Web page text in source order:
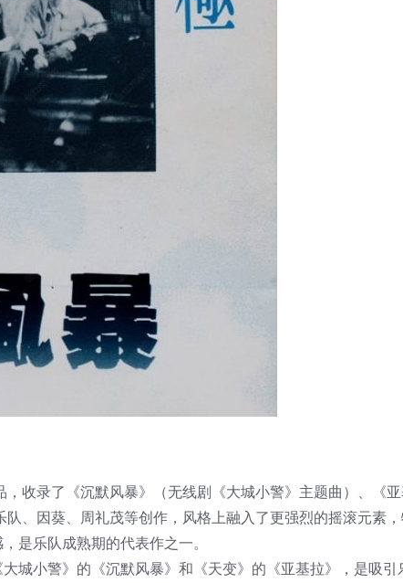
收录了《沉默风暴》（无线剧《大城小警》主题曲）、《
队、因葵、周礼茂等创作，风格上融入了更强烈的摇滚元素
是乐队成熟期的代表作之一。
城小警》的《沉默风暴》和《天变》的《亚基拉》，是吸引